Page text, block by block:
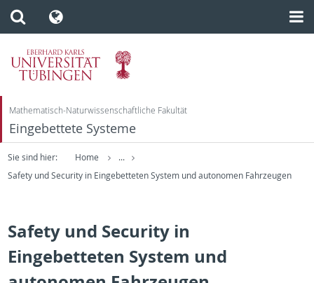
Mathematisch-Naturwissenschaftliche Fakultät
Eingebettete Systeme
Sie sind hier: Home
...
Safety und Security in Eingebetteten System und autonomen Fahrzeugen
Safety und Security in
Eingebetteten System und